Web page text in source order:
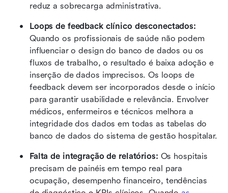
reduz a sobrecarga administrativa.
Quando os profissionais de saúde não podem
influenciar o design do banco de dados ou os
fluxos de trabalho, o resultado é baixa adoção e
inserção de dados imprecisos. Os loops de
feedback devem ser incorporados desde o início
para garantir usabilidade e relevância. Envolver
médicos, enfermeiros e técnicos melhora a
integridade dos dados em todas as tabelas do
banco de dados do sistema de gestão hospitalar.
Falta de integração de relatórios: Os hospitais
precisam de painéis em tempo real para
ocupação, desempenho financeiro, tendências